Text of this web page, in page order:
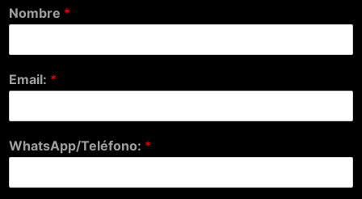
Nombre *
Email: *
WhatsApp/Teléfono: *